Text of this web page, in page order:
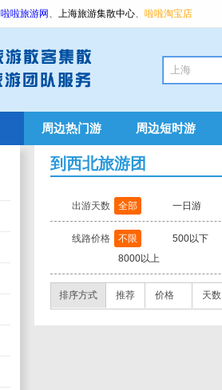
啦啦旅游网 、 上海旅游集散中心、 啦啦淘宝店
周边热门游 周边短时游
到西北旅游团
出游天数 全部 一日游
线路价格 不限 500以下
8000以上
排序方式 推荐 价格 天数